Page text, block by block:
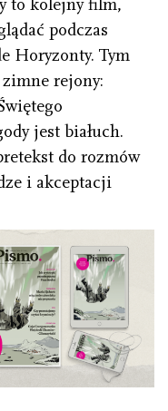
to kolejny film,
podczas
Horyzonty. Tym
rejony:
jest białuch.
do rozmów
i akceptacji